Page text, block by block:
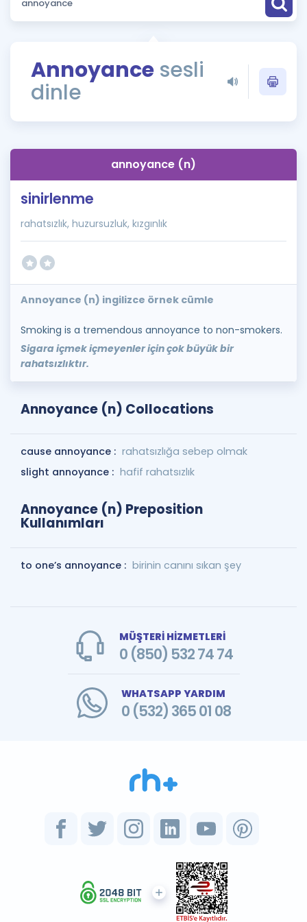
Puan Hesaplama
ÖSYM Sınav Takvimi
Kampanyalar
İngilizce Gramer
Annoyance sesli
dinle
annoyance (n)
sinirlenme
rahatsızlık, huzursuzluk, kızgınlık
Annoyance (n) ingilizce örnek cümle
Smoking is a tremendous annoyance to non-smokers.
Sigara içmek içmeyenler için çok büyük bir
rahatsızlıktır.
Annoyance (n) Collocations
cause annoyance : rahatsızlığa sebep olmak
slight annoyance : hafif rahatsızlık
Annoyance (n) Preposition
Kullanımları
to one’s annoyance : birinin canını sıkan şey
MÜŞTERİ HİZMETLERİ
0 (850) 532 74 74
WHATSAPP YARDIM
0 (532) 365 01 08